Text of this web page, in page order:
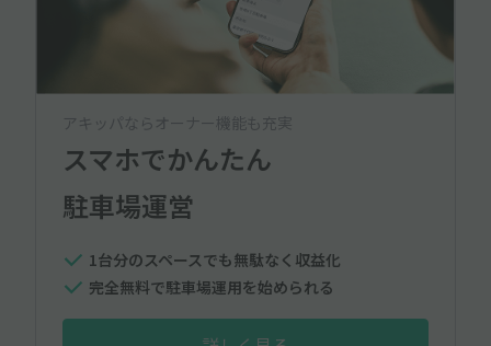
アキッパならオーナー機能も充実
スマホでかんたん
駐車場運営
1台分のスペースでも無駄なく収益化
完全無料で駐車場運用を始められる